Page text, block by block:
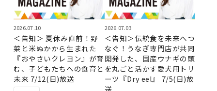
2026.07.10
＜告知＞ 夏休み直前！野
菜と米ぬかから生まれた
『おやさいクレヨン』が育
む、子どもたちへの食育と
未来 7/12(日)放送
2026.07.03
＜告知＞伝統食を未来へつ
なぐ！うなぎ専門店が共同
開発した、国産ウナギの頭
を丸ごと活かす愛犬用トリ
ーツ『Dry eel』 7/5(日)放
送